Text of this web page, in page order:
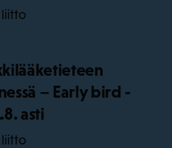
– Early bird -
asti